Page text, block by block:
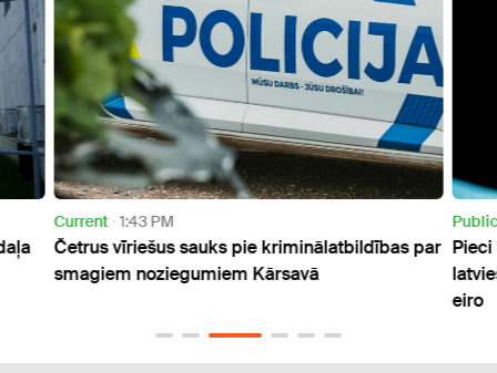
Current 1:43 PM
Četrus vīriešus sauks pie kriminālatbildības par
smagiem noziegumiem Kārsavā
Pieci
eiro